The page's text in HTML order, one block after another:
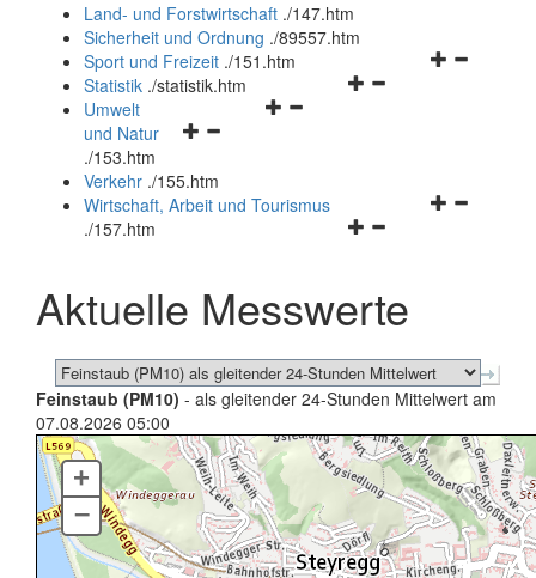
und
schließen
Land- und Forstwirtschaft ./147.htm
Sicherheit und Ordnung ./89557.htm
Navigationsmenü
Sport und Freizeit ./151.htm
Navigationsmenü
Statistik ./statistik.htm
Navigationsmenü
und
schließen
Umwelt
und Natur
./153.htm
Verkehr ./155.htm
Navigationsmenü
schließen
Wirtschaft, Arbeit und Tourismus
./157.htm
Aktuelle Messwerte
Feinstaub (PM10) - als gleitender 24-Stunden Mittelwert am
07.08.2026 05:00
+
–